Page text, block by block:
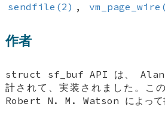
sendfile(2) ,
作者
struct sf_buf API は、
計されて、実装されました。こ
Robert N. M. Watson によって